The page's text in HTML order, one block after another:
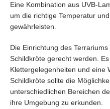
Eine Kombination aus UVB-
um die richtige Temperatur
gewährleisten.
Die Einrichtung des
Schildkröte gerecht werden.
Klettergelegenheiten und eine
Schildkröte sollte die
unterschiedlichen Bereichen
ihre Umgebung zu erkunden.